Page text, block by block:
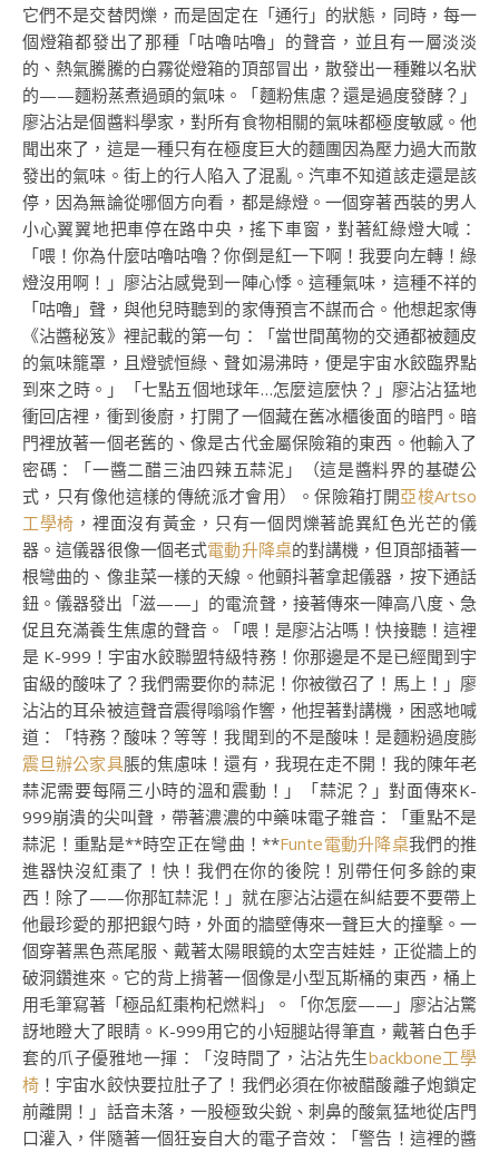
它們不是交替閃爍，而是固定在「通行」的狀態，同時，每一
個燈箱都發出了那種「咕嚕咕嚕」的聲音，並且有一層淡淡
的、熱氣騰騰的白霧從燈箱的頂部冒出，散發出一種難以名狀
的——麵粉蒸煮過頭的氣味。「麵粉焦慮？還是過度發酵？」
廖沾沾是個醬料學家，對所有食物相關的氣味都極度敏感。他
聞出來了，這是一種只有在極度巨大的麵團因為壓力過大而散
發出的氣味。街上的行人陷入了混亂。汽車不知道該走還是該
停，因為無論從哪個方向看，都是綠燈。一個穿著西裝的男人
小心翼翼地把車停在路中央，搖下車窗，對著紅綠燈大喊：
「喂！你為什麼咕嚕咕嚕？你倒是紅一下啊！我要向左轉！綠
燈沒用啊！」廖沾沾感覺到一陣心悸。這種氣味，這種不祥的
「咕嚕」聲，與他兒時聽到的家傳預言不謀而合。他想起家傳
《沾醬秘笈》裡記載的第一句：「當世間萬物的交通都被麵皮
的氣味籠罩，且燈號恒綠、聲如湯沸時，便是宇宙水餃臨界點
到來之時。」「七點五個地球年…怎麼這麼快？」廖沾沾猛地
衝回店裡，衝到後廚，打開了一個藏在舊冰櫃後面的暗門。暗
門裡放著一個老舊的、像是古代金屬保險箱的東西。他輸入了
密碼：「一醬二醋三油四辣五蒜泥」（這是醬料界的基礎公
式，只有像他這樣的傳統派才會用）。保險箱打開亞梭Artso
工學椅 ，裡面沒有黃金，只有一個閃爍著詭異紅色光芒的儀
器。這儀器很像一個老式電動升降桌的對講機，但頂部插著一
根彎曲的、像韭菜一樣的天線。他顫抖著拿起儀器，按下通話
鈕。儀器發出「滋——」的電流聲，接著傳來一陣高八度、急
促且充滿養生焦慮的聲音。「喂！是廖沾沾嗎！快接聽！這裡
是 K-999！宇宙水餃聯盟特級特務！你那邊是不是已經聞到宇
宙級的酸味了？我們需要你的蒜泥！你被徵召了！馬上！」廖
沾沾的耳朵被這聲音震得嗡嗡作響，他捏著對講機，困惑地喊
道：「特務？酸味？等等！我聞到的不是酸味！是麵粉過度膨
震旦辦公家具脹的焦慮味！還有，我現在走不開！我的陳年老
蒜泥需要每隔三小時的溫和震動！」「蒜泥？」對面傳來K-
999崩潰的尖叫聲，帶著濃濃的中藥味電子雜音：「重點不是
蒜泥！重點是**時空正在彎曲！**Funte電動升降桌我們的推
進器快沒紅棗了！快！我們在你的後院！別帶任何多餘的東
西！除了——你那缸蒜泥！」就在廖沾沾還在糾結要不要帶上
他最珍愛的那把銀勺時，外面的牆壁傳來一聲巨大的撞擊。一
個穿著黑色燕尾服、戴著太陽眼鏡的太空吉娃娃，正從牆上的
破洞鑽進來。它的背上揹著一個像是小型瓦斯桶的東西，桶上
用毛筆寫著「極品紅棗枸杞燃料」。「你怎麼——」廖沾沾驚
訝地瞪大了眼睛。K-999用它的小短腿站得筆直，戴著白色手
套的爪子優雅地一揮：「沒時間了，沾沾先生backbone工學
椅 ！宇宙水餃快要拉肚子了！我們必須在你被醋酸離子炮鎖定
前離開！」話音未落，一股極致尖銳、刺鼻的酸氣猛地從店門
口灌入，伴隨著一個狂妄自大的電子音效：「警告！這裡的醬